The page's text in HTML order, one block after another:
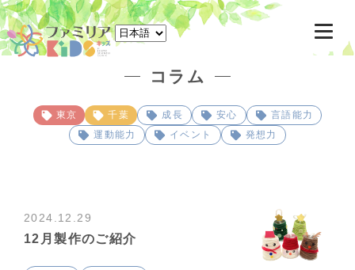
東京駅八重洲北口徒歩3分 千葉駅ペリエ千葉6F 一時預かり託児所
コラム
東京 千葉 成長 安心
言語能力
運動能力
イベント 発想力
2024.12.29
12月製作のご紹介